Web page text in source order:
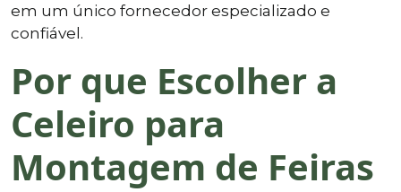
em um único fornecedor especializado e
confiável.
Por que Escolher a
Celeiro para
Montagem de Feiras